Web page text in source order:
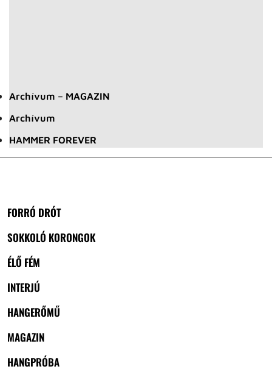
Archívum – MAGAZIN
Archívum
HAMMER FOREVER
FORRÓ DRÓT
SOKKOLÓ KORONGOK
ÉLŐ FÉM
INTERJÚ
HANGERŐMŰ
MAGAZIN
HANGPRÓBA